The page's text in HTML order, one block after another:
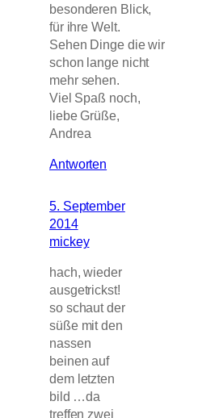
besonderen Blick,
für ihre Welt.
Sehen Dinge die wir
schon lange nicht
mehr sehen.
Viel Spaß noch,
liebe Grüße,
Andrea
Antworten
5. September
2014
mickey
hach, wieder
ausgetrickst!
so schaut der
süße mit den
nassen
beinen auf
dem letzten
bild …da
treffen zwei